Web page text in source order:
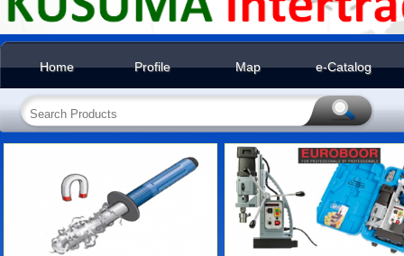
Home Profile Map e-Catalog